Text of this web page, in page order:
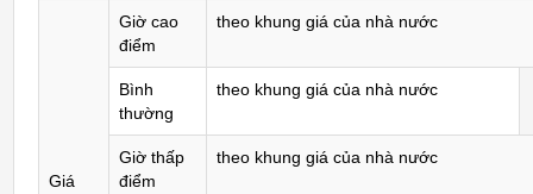
Giá
Giờ cao
điểm
theo khung giá của nhà nước
Bình
thường
theo khung giá của nhà nước
Giờ thấp
điểm
theo khung giá của nhà nước